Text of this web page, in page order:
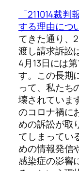
「211014裁
する理由につ
てきた通り、
渡し請求訴訟
4月13日には
す。この長期
って、私たち
壊されていま
のコロナ禍に
めの訴訟が取
てしまってい
めの情報発信
感染症の影響